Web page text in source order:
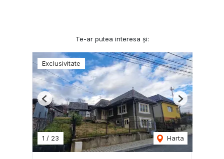
Te-ar putea interesa și:
Exclusivitate
1 / 23 Harta
Previous Next